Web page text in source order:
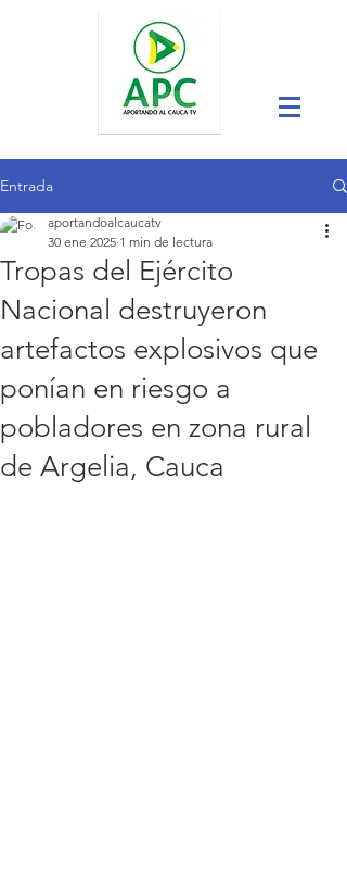
Entrada
Tropas del Ejército
Nacional destruyeron
artefactos explosivos que
ponían en riesgo a
pobladores en zona rural
de Argelia, Cauca
aportandoalcaucatv
30 ene 2025 1 min de lectura